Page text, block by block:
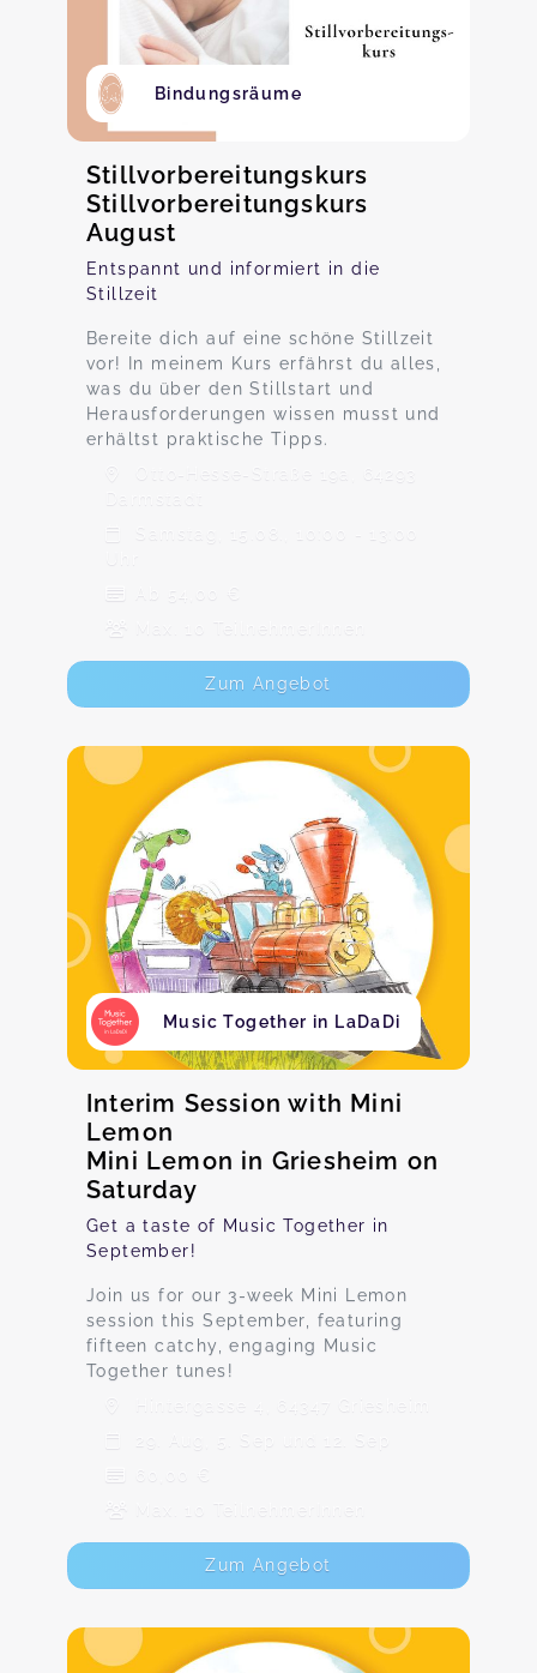
Bindungsräume
Stillvorbereitungskurs
Stillvorbereitungskurs
August
Entspannt und informiert in die
Stillzeit
Bereite dich auf eine schöne Stillzeit
vor! In meinem Kurs erfährst du alles,
was du über den Stillstart und
Herausforderungen wissen musst und
erhältst praktische Tipps.
Otto-Hesse-Straße 19a, 64293
Darmstadt
Samstag, 15.08., 10:00 - 13:00
Ab 54,00 €
Max. 10 TeilnehmerInnen
Zum Angebot
Music Together in LaDaDi
Interim Session with Mini
Lemon
Mini Lemon in Griesheim on
Saturday
Get a taste of Music Together in
September!
Join us for our 3-week Mini Lemon
session this September, featuring
fifteen catchy, engaging Music
Together tunes!
Hintergasse 4, 64347 Griesheim
29. Aug, 5. Sep und 12. Sep
60,00 €
Max. 10 TeilnehmerInnen
Zum Angebot